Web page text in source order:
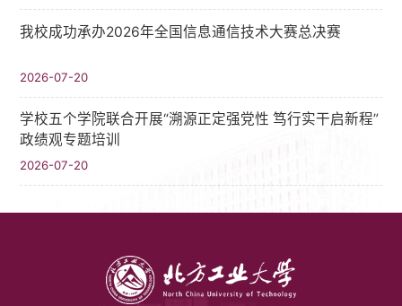
我校成功承办2026年全国信息通信技术大赛总决赛
2026-07-20
学校五个学院联合开展“溯源正定强党性 笃行实干启新程”
政绩观专题培训
2026-07-20